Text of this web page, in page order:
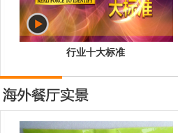
行业十大标准